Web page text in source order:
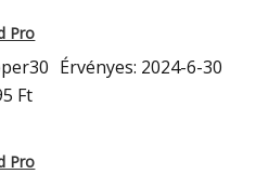
Pro
Érvényes: 2024-6-30
Ft
Pro